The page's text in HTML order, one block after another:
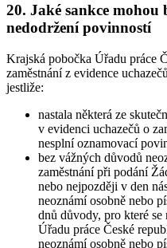
20. Jaké sankce
nedodržení povinností
Krajská pobočka Úřadu práce
zaměstnání z evidence
jestliže:
nastala některá ze
v evidenci uchazečů o
nesplní oznamovací
bez vážných důvodů
zaměstnání při podání
nebo nejpozději v den
neoznámí osobně nebo
dnů důvody, pro které
Úřadu práce České
neoznámí osobně nebo